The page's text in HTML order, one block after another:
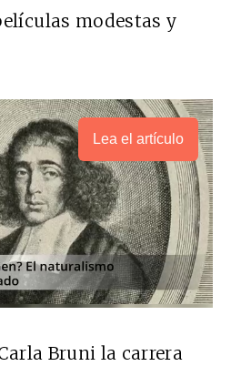
modestas y
Lea el artículo
Bruni la carrera